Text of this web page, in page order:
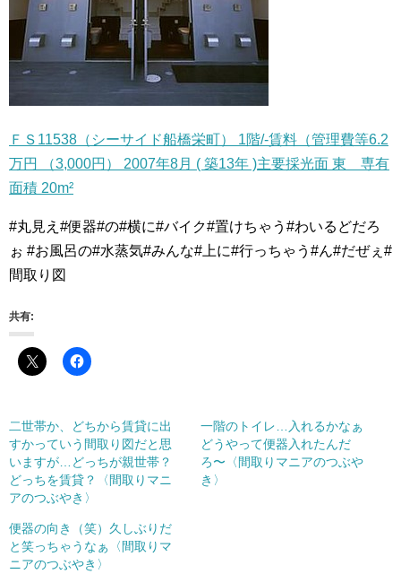
ＦＳ11538（シーサイド船橋栄町） 1階/-賃料（管理費等6.2
万円 （3,000円） 2007年8月 ( 築13年 )主要採光面 東 専有
面積 20m²
#丸見え#便器#の#横に#バイク#置けちゃう#わいるどだろ
ぉ #お風呂の#水蒸気#みんな#上に#行っちゃう#ん#だぜぇ#
間取り図
共有:
二世帯か、どちから賃貸に出
すかっていう間取り図だと思
いますが…どっちが親世帯？
どっちを賃貸？〈間取りマニ
アのつぶやき〉
一階のトイレ…入れるかなぁ
どうやって便器入れたんだ
ろ〜〈間取りマニアのつぶや
き〉
便器の向き（笑）久しぶりだ
と笑っちゃうなぁ〈間取りマ
ニアのつぶやき〉